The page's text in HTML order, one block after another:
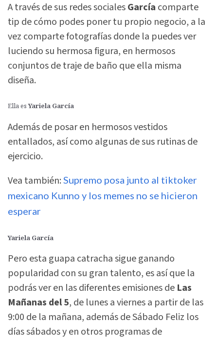
A través de sus redes socialesGarcía comparte
tip de cómo podes poner tu propio negocio, a la
vez comparte fotografías donde la puedes ver
luciendo su hermosa figura, en hermosos
conjuntos de traje de baño que ella misma
diseña.
Ella esYariela García
Además de posar en hermosos vestidos
entallados, así como algunas de sus rutinas de
ejercicio.
Vea también: Supremo posa junto al tiktoker
mexicano Kunno y los memes no se hicieron
esperar
Yariela García
Pero esta guapa catracha sigue ganando
popularidad con su gran talento, es así que la
podrás ver en las diferentes emisiones de Las
Mañanas del 5, de lunes a viernes a partir de las
9:00 de la mañana, además de Sábado Feliz los
días sábados y en otros programas de